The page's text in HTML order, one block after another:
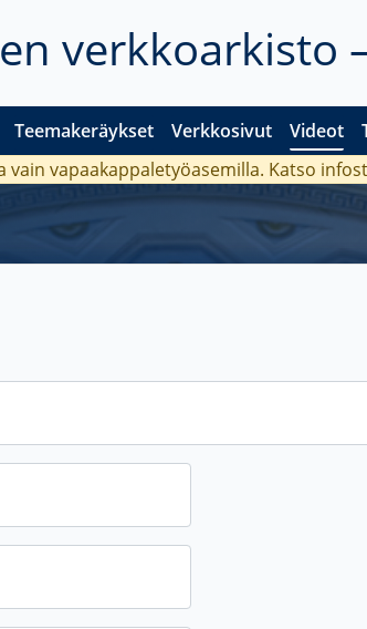
verkkoarkisto
Teemakeräykset Verkkosivut Videot
vapaakappaletyöasemilla. Katso